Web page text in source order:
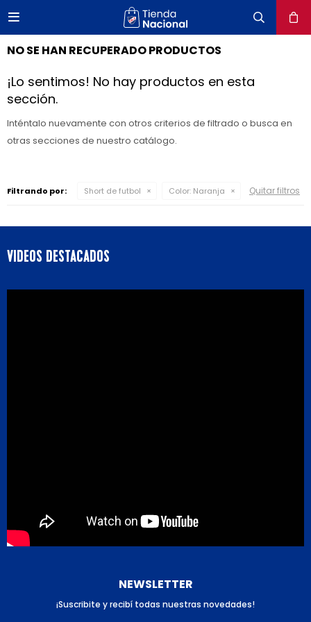

NO SE HAN RECUPERADO PRODUCTOS
¡Lo sentimos! No hay productos en esta
sección.
Inténtalo nuevamente con otros criterios de filtrado o busca en
otras secciones de nuestro catálogo.
Filtrando por: Short de futbol Color: Naranja Quitar filtros
VIDEOS DESTACADOS
NEWSLETTER
¡Suscribite y recibí todas nuestras novedades!
close